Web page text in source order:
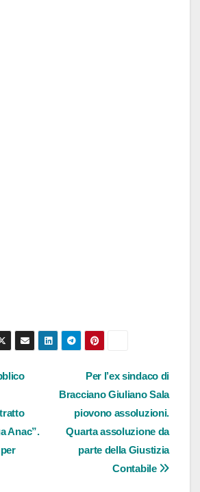
Per l’ex sindaco di
Bracciano Giuliano Sala
piovono assoluzioni.
Quarta assoluzione da
parte della Giustizia
Contabile
Anac”.